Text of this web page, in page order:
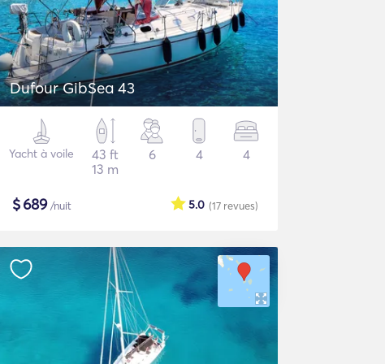
Dufour GibSea 43
Yacht à voile
43 ft
13 m
6 4 4
$689/nuit (17 revues)
5.0